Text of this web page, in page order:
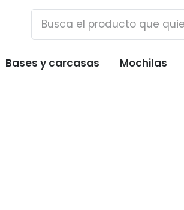
Bases y carcasas Mochilas